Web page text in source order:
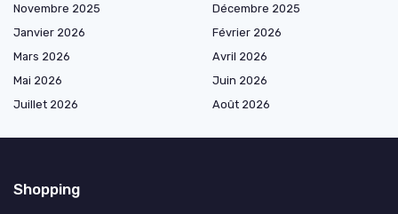
Novembre 2025
Décembre 2025
Janvier 2026
Février 2026
Mars 2026
Avril 2026
Mai 2026
Juin 2026
Juillet 2026
Août 2026
Shopping